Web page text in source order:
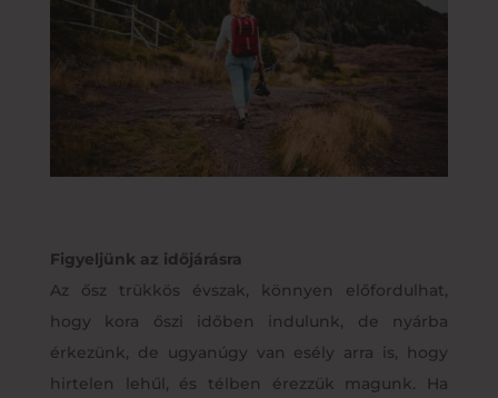
Figyeljünk az időjárásra
Az ősz trükkös évszak, könnyen előfordulhat,
hogy kora őszi időben indulunk, de nyárba
érkezünk, de ugyanúgy van esély arra is, hogy
hirtelen lehűl, és télben érezzük magunk. Ha